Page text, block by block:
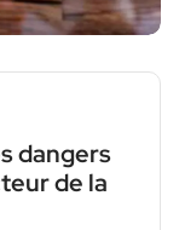
dangers
de la